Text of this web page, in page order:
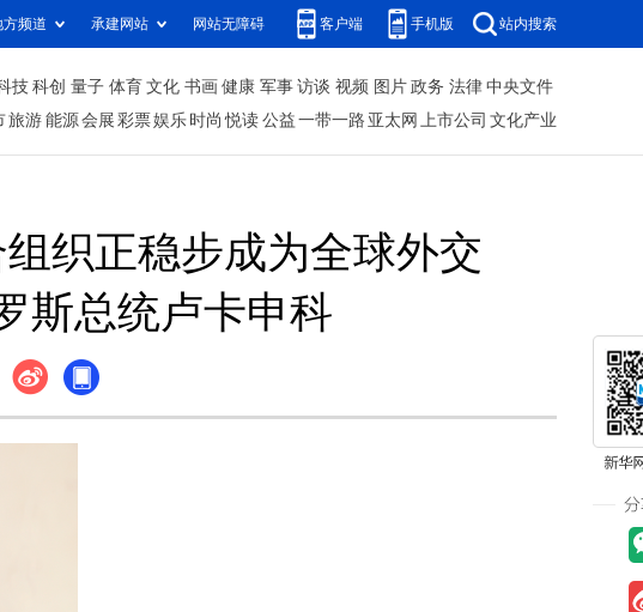
方频道 承建网站 网站无障碍 客户端 手机版 站内搜索
技 科创 量子 体育 文化 书画 健康 军事 访谈 视频 图片 政务 法律 中央文件
旅游 能源 会展 彩票娱乐 时尚 悦读 公益 一带一路 亚太网 上市公司 文化产业
织正稳步成为全球外交
斯总统卢卡申科